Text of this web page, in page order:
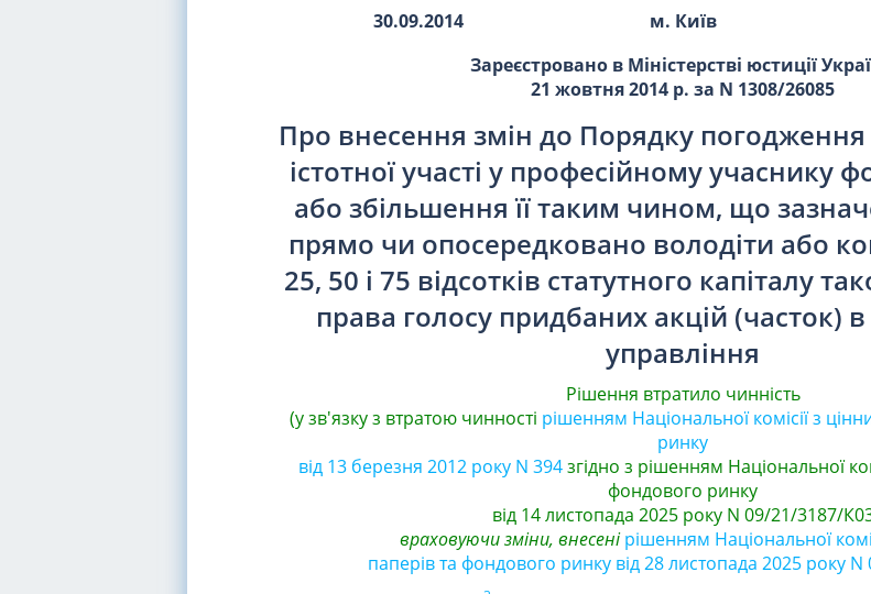
30.09.2014 м. Київ
Зареєстровано в Міністерстві юстиції
21 жовтня 2014 р. за N 1308/26085
Про внесення змін до Порядку
істотної участі у професійному учаснику
або збільшення її таким чином, що
прямо чи опосередковано володіти або
25, 50 і 75 відсотків статутного капіталу
права голосу придбаних акцій (часток)
управління
Рішення втратило чинність
(у зв'язку з втратою чинності рішенням Національної комісії з
ринку
від 13 березня 2012 року N 394 згідно з рішенням Національної
фондового ринку
від 14 листопада 2025 року N 09/21/3187/
враховуючи зміни, внесені рішенням Національної
паперів та фондового ринку від 28 листопада 2025 року